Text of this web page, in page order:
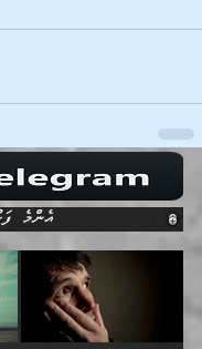
އެންމެ